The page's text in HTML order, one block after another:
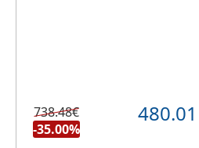
738.48€
-35.00%
480.01